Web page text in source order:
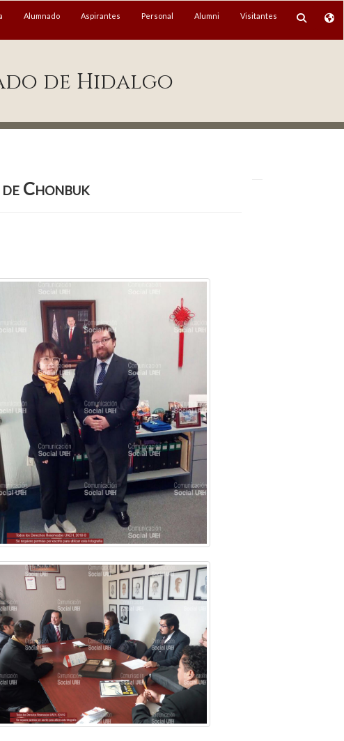
Alumnado Aspirantes Personal Alumni Visitantes
de Hidalgo
Chonbuk